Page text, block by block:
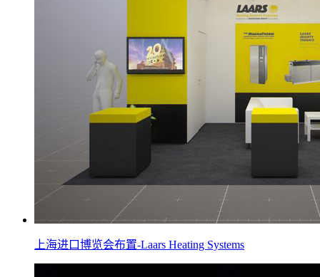
上海进口博览会布置-Laars Heating Systems